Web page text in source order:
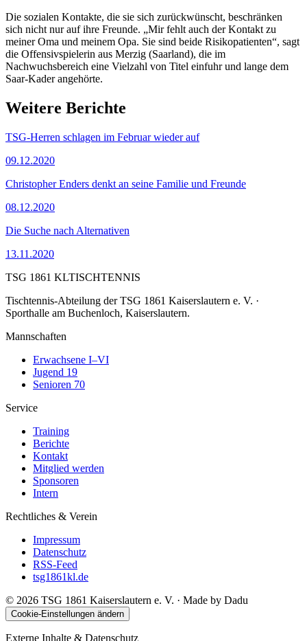
Die sozialen Kontakte, die sie sich zurückwünscht, beschränken
sich nicht nur auf ihre Freunde. „Mir fehlt auch der Kontakt zu
meiner Oma und meinem Opa. Sie sind beide Risikopatienten“, sagt
die Offensivspielerin aus Merzig (Saarland), die im
Nachwuchsbereich eine Vielzahl von Titel einfuhr und lange dem
Saar-Kader angehörte.
Weitere Berichte
TSG-Herren schlagen im Februar wieder auf
09.12.2020
Christopher Enders denkt an seine Familie und Freunde
08.12.2020
Die Suche nach Alternativen
13.11.2020
TSG 1861 KLTISCHTENNIS
Tischtennis-Abteilung derTSG 1861 Kaiserslautern e. V. ·
Sporthalle am Buchenloch, Kaiserslautern.
Mannschaften
Erwachsene I–VI
Jugend 19
Senioren 70
Service
Training
Berichte
Kontakt
Mitglied werden
Sponsoren
Intern
Rechtliches & Verein
Impressum
Datenschutz
RSS-Feed
tsg1861kl.de
© 2026 TSG 1861 Kaiserslautern e. V. · Made by Dadu
Cookie-Einstellungen ändern
Externe Inhalte & Datenschutz